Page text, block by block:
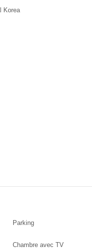
Korea
Parking
Chambre avec TV